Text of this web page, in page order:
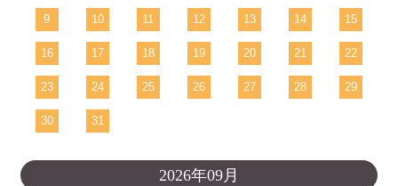
9 10 11 12 13 14 15
16 17 18 19 20 21 22
23 24 25 26 27 28 29
30 31
2026年09月